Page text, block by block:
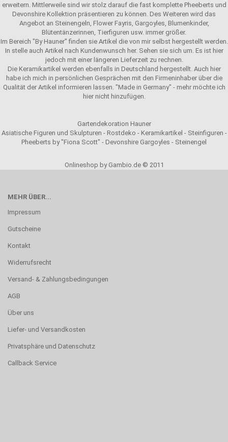
erweitern. Mittlerweile sind wir stolz darauf die fast komplette Pheeberts und
Devonshire Kollektion präsentieren zu können. Des Weiteren wird das
Angebot an Steinengeln, Flower Fayris, Gargoyles, Blumenkinder,
Blütentänzerinnen, Tierfiguren usw. immer größer.
Im Bereich "By Hauner" finden sie Artikel die von mir selbst hergestellt werden.
In stelle auch Artikel nach Kundenwunsch her. Sehen sie sich um. Es ist hier
jedoch mit einer längeren Lieferzeit zu rechnen.
Die Keramikartikel werden ebenfalls in Deutschland hergestellt. Auch hier
habe ich mich in persönlichen Gesprächen mit den Firmeninhaber über die
Qualität der Artikel informieren lassen. "Made in Germany" - mehr möchte ich
hier nicht hinzufügen.
Gartendekoration Hauner
Asiatische Figuren und Skulpturen - Rostdeko - Keramikartikel - Steinfiguren -
Pheeberts by "Fiona Scott" - Devonshire Gargoyles - Steinengel
Onlineshop by Gambio.de © 2011
MEHR ÜBER...
Impressum
Gutscheine
Kontakt
Widerrufsrecht
Versand- & Zahlungsbedingungen
AGB
Über uns
Liefer- und Versandkosten
Privatsphäre und Datenschutz
Callback Service